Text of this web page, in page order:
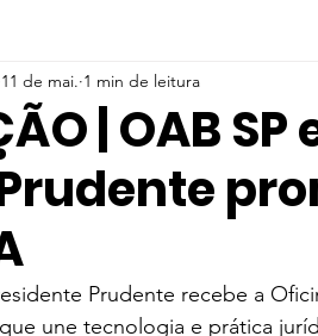
| OAB SP
11 de mai. 1 min de leitura
Prudente recebe a
une tecnologia e prática